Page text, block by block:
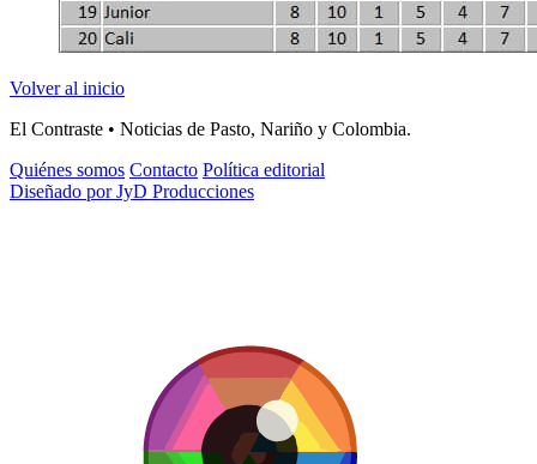
Volver al inicio
El Contraste • Noticias de Pasto, Nariño y Colombia.
Quiénes somos Contacto Política editorial
Diseñado por JyD Producciones